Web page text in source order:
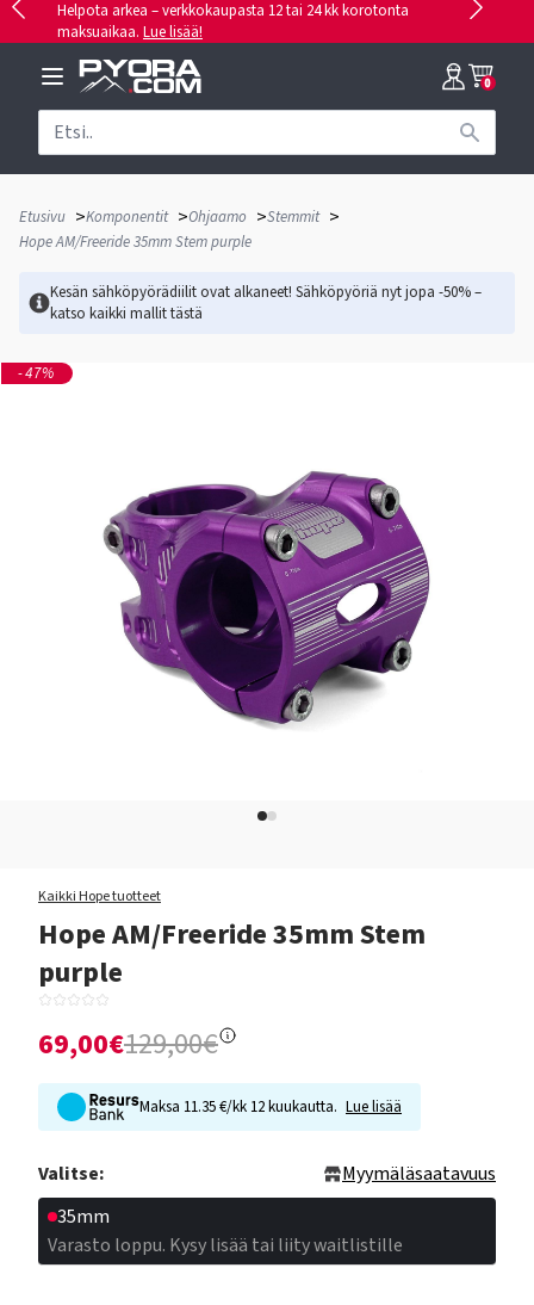
Helpota arkea – verkkokaupasta 12 tai 24 kk korotonta
maksuaikaa. Lue lisää!
0
Etusivu >Komponentit >Ohjaamo >Stemmit >
Hope AM/Freeride 35mm Stem purple
Kesän sähköpyörädiilit ovat alkaneet! Sähköpyöriä nyt jopa -50% –
katso kaikki mallittästä
-47%
Kaikki Hope tuotteet
Hope AM/Freeride 35mm Stem
purple
69,00€129,00€
Maksa 11.35 €/kk 12 kuukautta. Lue lisää
Valitse:
Myymäläsaatavuus
35mm
Varasto loppu. Kysy lisää tai liity waitlistille